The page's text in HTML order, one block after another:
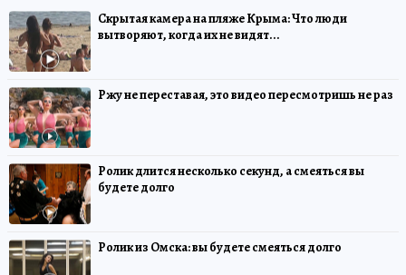
Скрытая камера на пляже Крыма: Что люди
вытворяют, когда их не видят...
Ржу не переставая, это видео пересмотришь не раз
Ролик длится несколько секунд, а смеяться вы
будете долго
Ролик из Омска: вы будете смеяться долго